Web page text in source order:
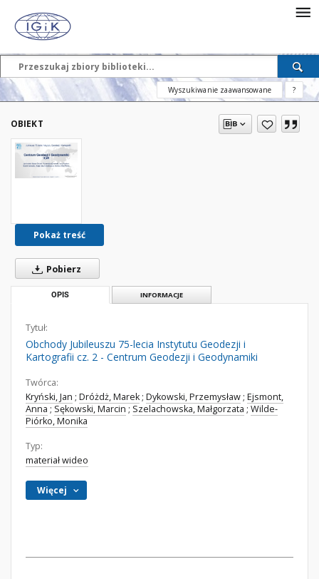
Wyszukiwanie zaawansowane ?
OBIEKT
Pokaż treść
Pobierz
OPIS INFORMACJE
Tytuł:
Obchody Jubileuszu 75-lecia Instytutu Geodezji i
Kartografii cz. 2 - Centrum Geodezji i Geodynamiki
Twórca:
Kryński, Jan ; Dróżdż, Marek ; Dykowski, Przemysław ; Ejsmont,
Anna ; Sękowski, Marcin ; Szelachowska, Małgorzata ; Wilde-
Piórko, Monika
Typ:
materiał wideo
Więcej